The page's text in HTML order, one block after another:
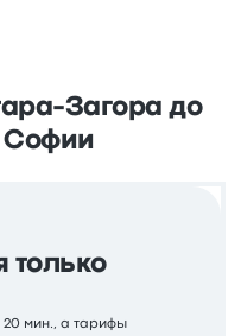
Загора до
Софии
только
20 мин., а тарифы